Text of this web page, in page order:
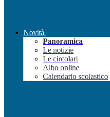
Novità
Panoramica
Le notizie
Le circolari
Albo online
Calendario scolastico